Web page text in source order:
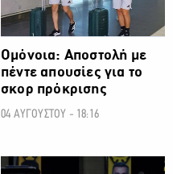
Ομόνοια: Αποστολή με
πέντε απουσίες για το
σκορ πρόκρισης
04 ΑΥΓΟΥΣΤΟΥ - 18:16
ΠΡΩΤΑΘΛΗΜΑ CYTA